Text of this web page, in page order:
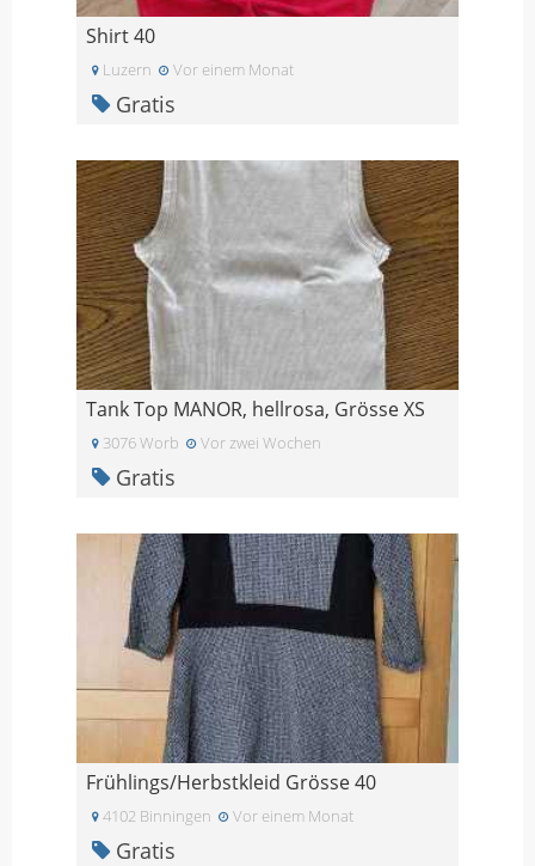
Shirt 40
Luzern Vor einem Monat
Gratis
Tank Top MANOR, hellrosa, Grösse XS
3076 Worb Vor zwei Wochen
Gratis
Frühlings/Herbstkleid Grösse 40
4102 Binningen Vor einem Monat
Gratis